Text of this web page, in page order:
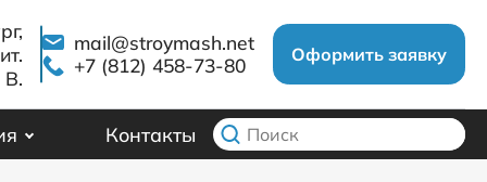
В.
mail@stroymash.net
+7 (812) 458-73-80
Оформить заявку
Контакты